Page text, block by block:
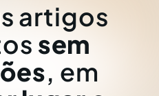
artigos
sem
, em